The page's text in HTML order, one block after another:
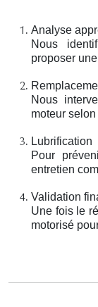
Analyse
Nous
proposer
Nous
moteur
Lubrification
Pour
entretien
Validation
Une fois le
motorisé